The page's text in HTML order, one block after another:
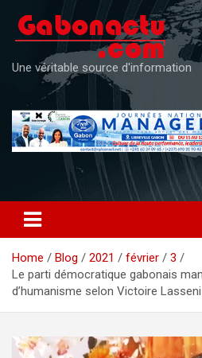
content
Une véritable source d'information
Home Blog 2021 février
3
Le parti démocratique gabonais
d’humanisme selon Victoire